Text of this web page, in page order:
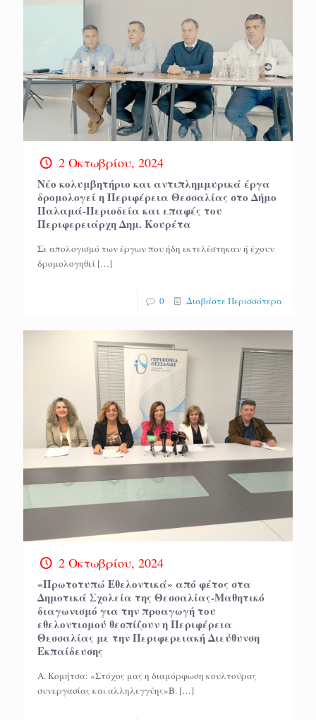
2 Οκτωβρίου, 2024
Νέο κολυμβητήριο και αντιπλημμυρικά έργα
δρομολογεί η Περιφέρεια Θεσσαλίας στο Δήμο
Παλαμά-Περιοδεία και επαφές του
Περιφερειάρχη Δημ. Κουρέτα
Σε απολογισμό των έργων που ήδη εκτελέστηκαν ή έχουν
δρομολογηθεί […]
0 Διαβάστε Περισσότερα
2 Οκτωβρίου, 2024
«Πρωτοτυπώ Εθελοντικά» από φέτος στα
Δημοτικά Σχολεία της Θεσσαλίας-Μαθητικό
διαγωνισμό για την προαγωγή του
εθελοντισμού θεσπίζουν η Περιφέρεια
Θεσσαλίας με την Περιφερειακή Διεύθυνση
Εκπαίδευσης
Α. Κομήτσα: «Στόχος μας η διαμόρφωση κουλτούρας
συνεργασίας και αλληλεγγύης»Β. […]